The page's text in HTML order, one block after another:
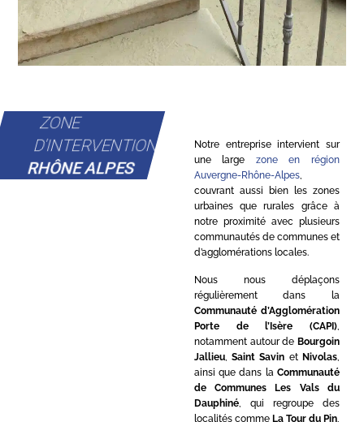
ZONE
D'INTERVENTION
RHÔNE ALPES
Notre entreprise intervient sur
une large zone en région
Auvergne-Rhône-Alpes,
couvrant aussi bien les zones
urbaines que rurales grâce à
notre proximité avec plusieurs
communautés de communes et
d’agglomérations locales.
Nous nous déplaçons
régulièrement dans la
Communauté d’Agglomération
Porte de l’Isère (CAPI)
notamment autour de Bourgoin
Jallieu,Saint Savin et Nivolas
ainsi que dans la Communauté
de Communes Les Vals du
Dauphiné, qui regroupe des
localités comme La Tour du Pin